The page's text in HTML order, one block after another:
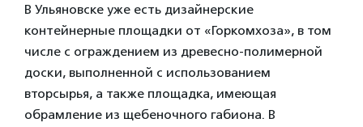
В Ульяновске уже есть дизайнерские
контейнерные площадки от «Горкомхоза», в том
числе с ограждением из древесно-полимерной
доски, выполненной с использованием
вторсырья, а также площадка, имеющая
обрамление из щебеночного габиона. В